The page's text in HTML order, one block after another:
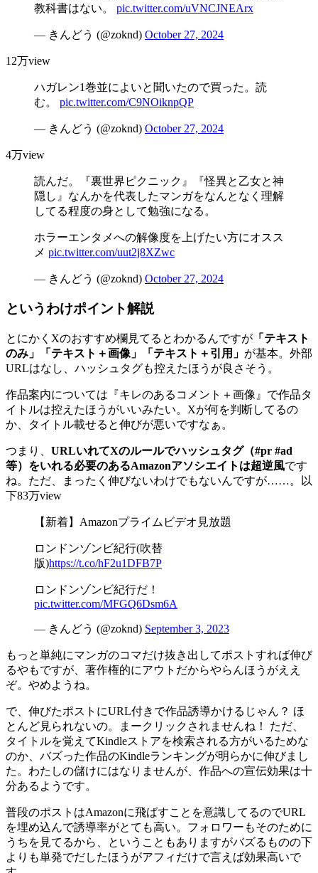
教科書はない。 pic.twitter.com/uVNCJNEArx
— きんどう (@zoknd) October 27, 2024
12万view
ハガレン1巻並によいと聞いたので買った。読
む。 pic.twitter.com/C9NOiknpQP
— きんどう (@zoknd) October 27, 2024
4万view
読んだ。『裏世界ピクニック』『怪異と乙女と神
隠し』なんかを代表したマンガをなんとなく理解
してる程度の身として勉強になる。
ホラーエンタメへの解像度を上げたい方にオスス
メ pic.twitter.com/uut2j8XZwc
— きんどう (@zoknd) October 27, 2024
というわけポイント解説
とにかくXのおすすめ欄見てるとわかるんですが 「テキスト
のみ」「テキスト＋画像」「テキスト＋引用」 が基本。外部
URLはなし、ハッシュタグも控えたほうが良さそう。
作品案内については『キレのあるコメント＋画像』で作品タ
イトルは控えたほうがいいみたい。Xが何を判断してるの
か、タイトル載せると伸びが悪いですなぁ。
つまり、 URLいれてXのルールでハッシュタグ（#pr #ad
等）をいれる必要のあるAmazonアソシエイトは超逆風です
ね。ただ、まったく伸びないわけでもないんですが……。以
下83万view
【新着】Amazonプライムビデオ見放題
ロンドンゾンビ紀行(吹替
版)https://t.co/hF2u1DFB7P
ロンドンゾンビ紀行だ！
pic.twitter.com/MFGQ6Dsm6A
— きんどう (@zoknd) September 3, 2023
もっと単純にマンガのコマだけ抜き出してポストすれば伸び
るやもですが、著作権的にアウトだからやらんほうがええ
ぞ。やめようね。
で、伸びたポストにURL付きで作品誘導かけるじゃん？ ほ
とんど見られないの。まークリックされませんね！ ただ、
タイトルを覚えてKindleストアを検索される方がいるためな
のか、バズった作品のKindleランキングが明らかに伸びまし
た。わたしの儲けにはなりませんが、作品への宣伝効果は十
分あるようです。
普段のポストはAmazonに飛ばすことを意識してるのでURL
を埋め込んで誘導率がとても高い。フォロワーもそのために
うちを見てるから、ということもありますがバズるものの下
よりも単発でだしたほうがアフィだけで言えば効果高いで